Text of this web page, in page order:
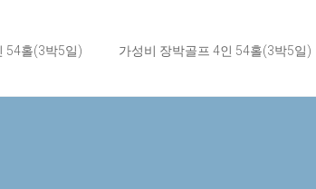
54홀(3박5일) 가성비 장박골프 4인 54홀(3박5일)